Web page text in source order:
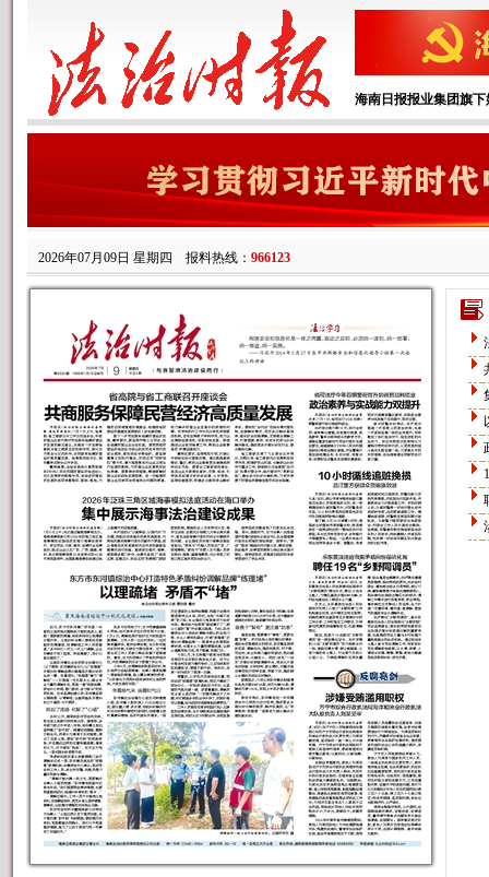
海南日报报业集团旗下
2026年07月09日 星期四 报料热线： 966123